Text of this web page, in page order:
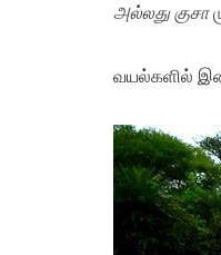
அல்லது குசா
வயல்களில்